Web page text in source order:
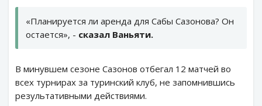
«Планируется ли аренда для Сабы Сазонова? Он
остается», - сказал Ваньяти.
В минувшем сезоне Сазонов отбегал 12 матчей во
всех турнирах за туринский клуб, не запомнившись
результативными действиями.